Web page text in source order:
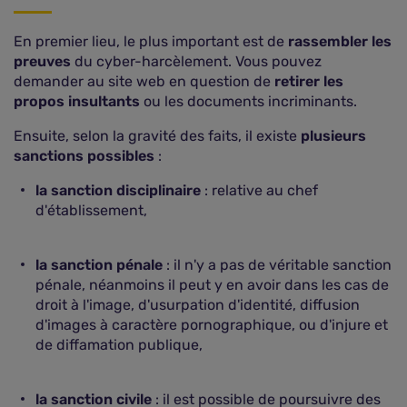
En premier lieu, le plus important est de rassembler les
preuves du cyber-harcèlement. Vous pouvez
demander au site web en question de retirer les
propos insultants ou les documents incriminants.
Ensuite, selon la gravité des faits, il existe plusieurs
sanctions possibles :
la sanction disciplinaire : relative au chef
d'établissement,
la sanction pénale : il n'y a pas de véritable sanction
pénale, néanmoins il peut y en avoir dans les cas de
droit à l'image, d'usurpation d'identité, diffusion
d'images à caractère pornographique, ou d'injure et
de diffamation publique,
la sanction civile : il est possible de poursuivre des